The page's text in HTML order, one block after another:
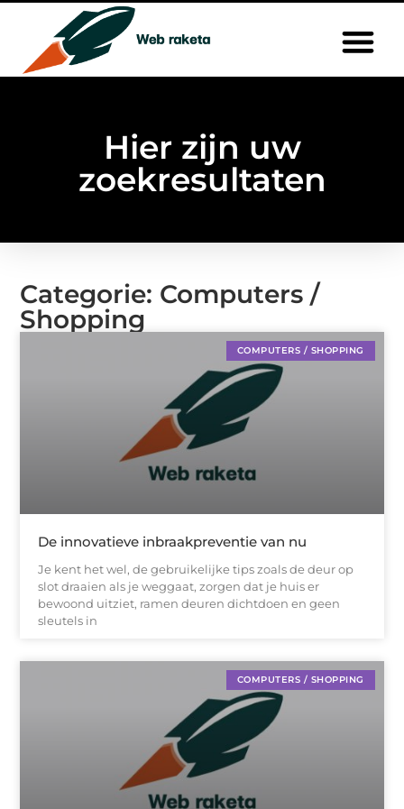
Hier zijn uw
zoekresultaten
Categorie: Computers /
Shopping
COMPUTERS / SHOPPING
De innovatieve inbraakpreventie van nu
Je kent het wel, de gebruikelijke tips zoals de deur op
slot draaien als je weggaat, zorgen dat je huis er
bewoond uitziet, ramen deuren dichtdoen en geen
sleutels in
COMPUTERS / SHOPPING